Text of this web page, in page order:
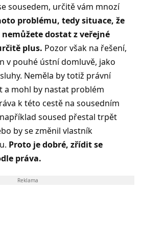
sousedem, určitě vám mnozí
problému, tedy situace, že
dostat z veřejné
plus. Pozor však na řešení,
v pouhé ústní domluvě, jako
Neměla by totiž právní
a mohl by nastat problém
k této cestě na sousedním
soused přestal trpět
by se změnil vlastník
Proto je dobré, zřídit se
práva.
Reklama